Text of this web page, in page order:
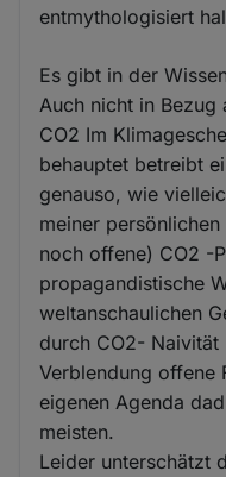
entmythologisiert
Es gibt in der
Auch nicht in Bezug
CO2 Im
behauptet betreibt
genauso, wie
meiner
noch offene) CO2 -
propagandistische
weltanschaulichen
durch CO2-
Verblendung offene
eigenen Agenda
meisten.
Leider unterschätzt